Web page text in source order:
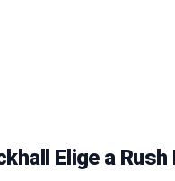
Elige a